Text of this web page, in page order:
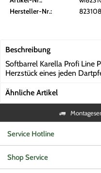
Hersteller-Nr.:
823108
Beschreibung
Softbarrel Karella Profi Line
Herzstück eines jeden
Ähnliche Artikel
Service Hotline
Shop Service